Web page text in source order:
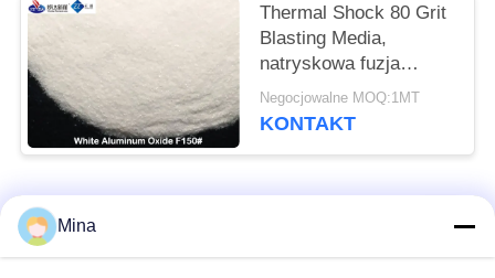
Thermal Shock 80 Grit
Blasting Media,
natryskowa fuzja
białego tlenku glinu
Negocjowalne MOQ:1MT
KONTAKT
popularne kategorie
Mina